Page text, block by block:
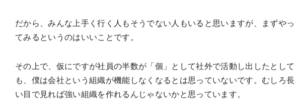
だから、みんな上手く行く人もそうでない人もいると思いますが、まずやっ
てみるというのはいいことです。
その上で、仮にですが社員の半数が「個」として社外で活動し出したとして
も、僕は会社という組織が機能しなくなるとは思っていないです。むしろ長
い目で見れば強い組織を作れるんじゃないかと思っています。